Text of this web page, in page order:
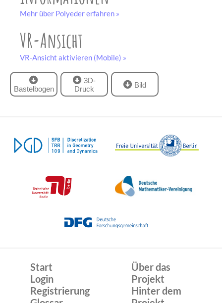
Mehr über Polyeder erfahren »
VR-Ansicht
VR-Ansicht aktivieren (Mobile) »
Bastelbogen
3D-
Druck
Bild
Start
Login
Registrierung
Über das
Projekt
Hinter dem